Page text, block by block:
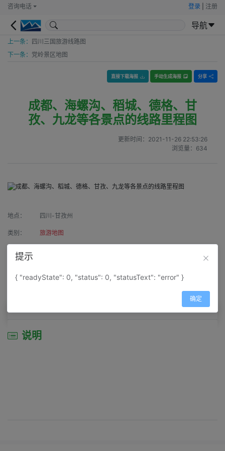
咨询电话 登录 注册
导航
上一条：
四川三国旅游线路图
下一条： 党岭景区地图
直接下载海报 手动生成海报 分享
成都、海螺沟、稻城、德格、甘
孜、九龙等各景点的线路里程图
更新时间： 2021-11-26 22:53:26
浏览量： 634
地点： 四川-甘孜州
类别： 旅游地图
说明
提示
{ "readyState": 0, "status": 0, "statusText": "error" }
确定